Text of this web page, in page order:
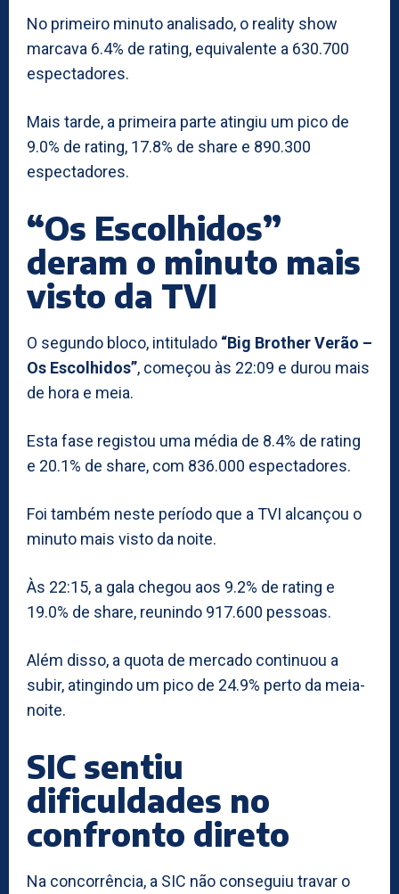
No primeiro minuto analisado, o reality show
marcava 6.4% de rating, equivalente a 630.700
espectadores.
Mais tarde, a primeira parte atingiu um pico de
9.0% de rating, 17.8% de share e 890.300
espectadores.
“Os Escolhidos”
deram o minuto mais
visto da TVI
O segundo bloco, intitulado “Big Brother Verão –
Os Escolhidos”, começou às 22:09 e durou mais
de hora e meia.
Esta fase registou uma média de 8.4% de rating
e 20.1% de share, com 836.000 espectadores.
Foi também neste período que a TVI alcançou o
minuto mais visto da noite.
Às 22:15, a gala chegou aos 9.2% de rating e
19.0% de share, reunindo 917.600 pessoas.
Além disso, a quota de mercado continuou a
subir, atingindo um pico de 24.9% perto da meia-
noite.
SIC sentiu
dificuldades no
confronto direto
Na concorrência, a SIC não conseguiu travar o